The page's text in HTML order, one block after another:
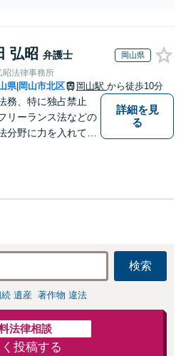
負担を軽減「弁護
士の交渉で慰謝料
交渉も対応可」
【完全個室対応】
報開示請求をおこ
お店の風評被害対
防止のために尽
力」加害者側の対
応可：開示請求の
意見照会が来たと
きの対処法、被害
弘昭 弁護士 岡山県
昭法律事務所
県| 岡山市北区 岡山駅 から徒歩10分
務、特に独占禁止
リーランス法などの
分野に力を入れてい
詳細を見
る
検索
続 遺産 著作物 違法
法律相談
投稿する